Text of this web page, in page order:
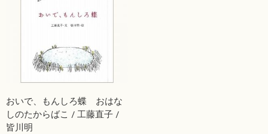
おいで、もんしろ蝶 おはな
しのたからばこ / 工藤直子 /
皆川明